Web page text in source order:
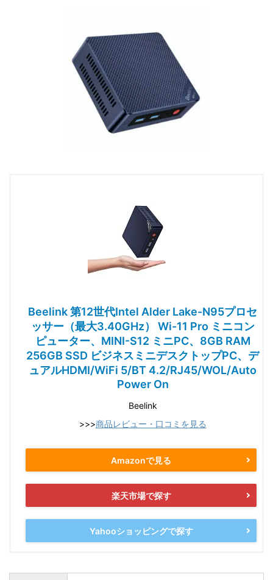
Beelink 第12世代Intel Alder Lake-N95プロセ
ッサー（最大3.40GHz） Wi-11 Pro ミニコン
ピューター、MINI-S12 ミニPC、8GB RAM
256GB SSD ビジネスミニデスクトップPC、デ
ュアルHDMI/WiFi 5/BT 4.2/RJ45/WOL/Auto
Power On
Beelink
>>>商品レビュー・口コミを見る
Amazonで見る
楽天市場で探す
Yahooショッピングで探す